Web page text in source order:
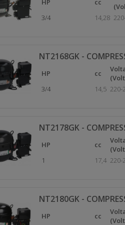
HP cc
3/4
14,28
NT2168GK -
HP cc
3/4
14,5 220-
NT2178GK -
HP cc
1
17,4 220-
NT2180GK -
HP cc